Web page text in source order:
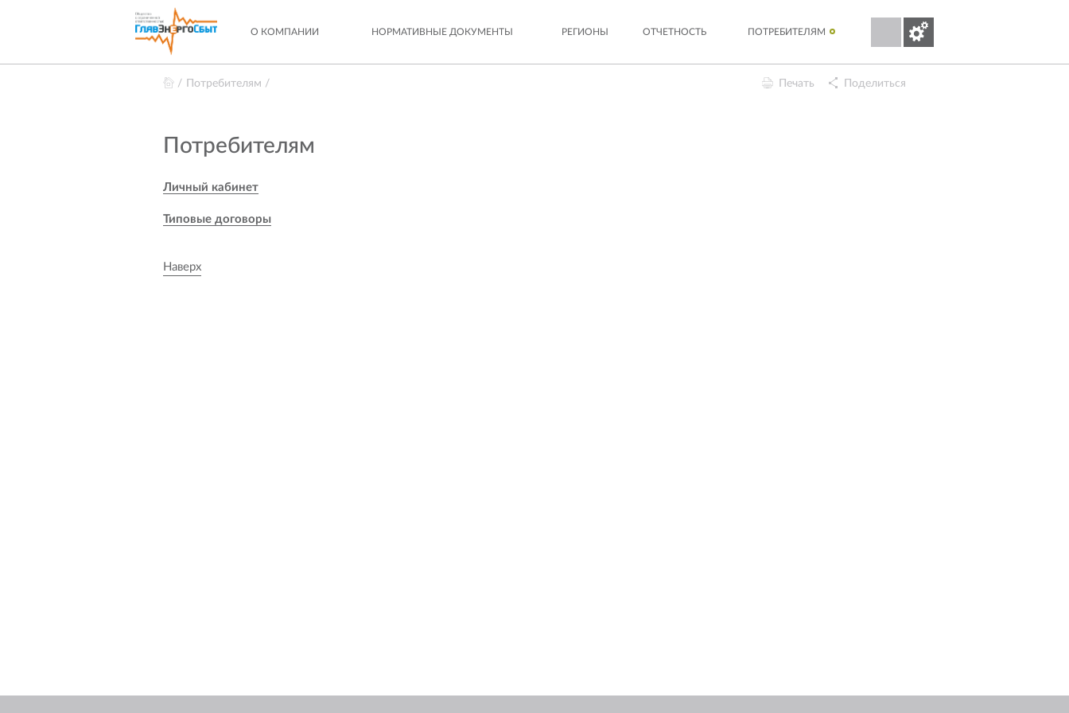
О КОМПАНИИ НОРМАТИВНЫЕ ДОКУМЕНТЫ РЕГИОНЫ ОТЧЕТНОСТЬ ПОТРЕБИТЕЛЯМ
Потребителям Печать Поделиться
Потребителям
Личный кабинет
Типовые договоры
Наверх